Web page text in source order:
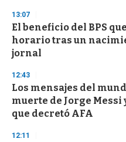
d
s
13:07
El beneficio del BPS
horario tras un
jornal
12:43
Los mensajes del
muerte de Jorge
que decretó AFA
12:11